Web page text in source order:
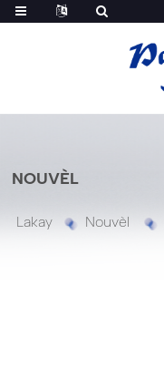
NOUVÈL
Lakay Nouvèl